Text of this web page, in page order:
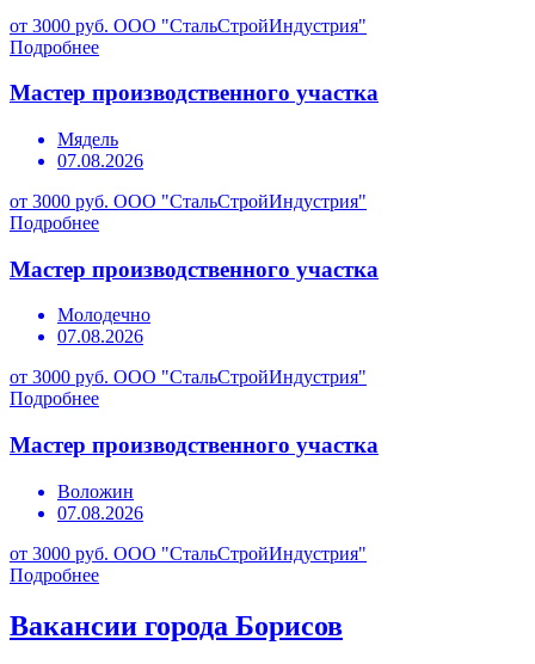
от 3000 руб. ООО "СтальСтройИндустрия"
Подробнее
Мастер производственного участка
Мядель
07.08.2026
от 3000 руб. ООО "СтальСтройИндустрия"
Подробнее
Мастер производственного участка
Молодечно
07.08.2026
от 3000 руб. ООО "СтальСтройИндустрия"
Подробнее
Мастер производственного участка
Воложин
07.08.2026
от 3000 руб. ООО "СтальСтройИндустрия"
Подробнее
Вакансии города Борисов